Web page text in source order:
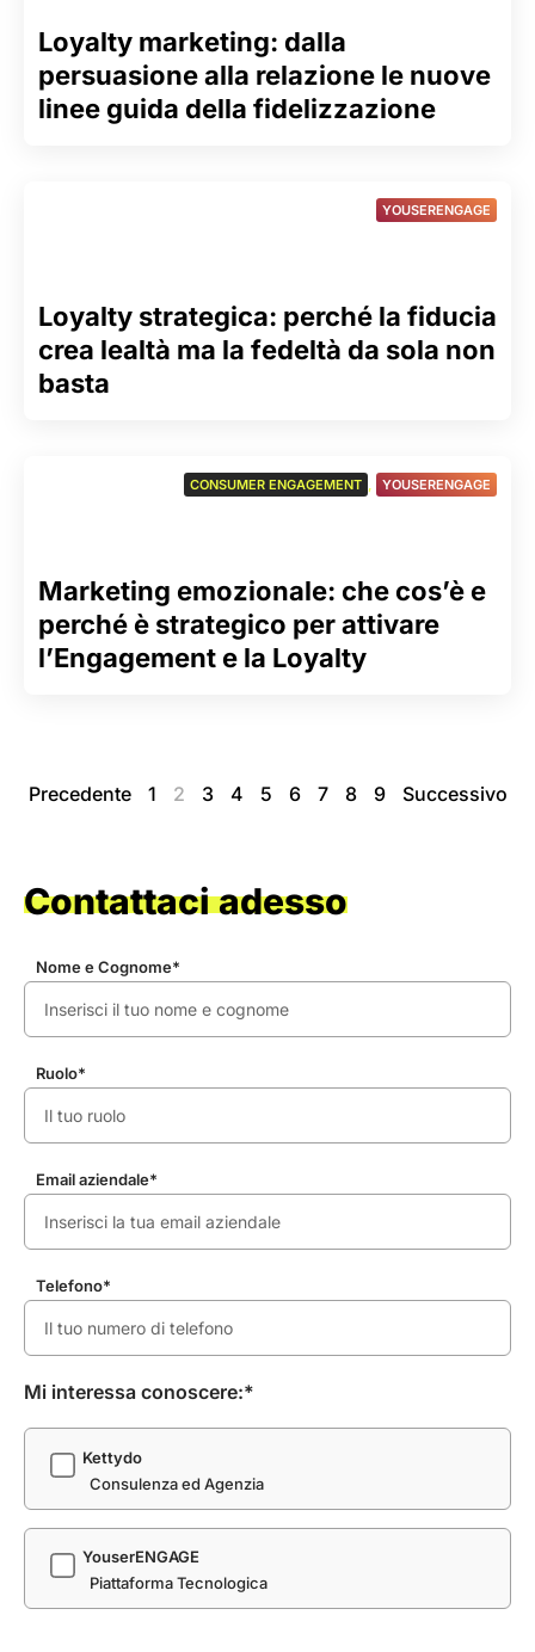
Loyalty marketing: dalla
persuasione alla relazione le nuove
linee guida della fidelizzazione
Loyalty strategica: perché la fiducia
crea lealtà ma la fedeltà da sola non
basta
YOUSERENGAGE
Marketing emozionale: che cos’è e
perché è strategico per attivare
l’Engagement e la Loyalty
CONSUMER ENGAGEMENT , YOUSERENGAGE
Precedente 1 2 3 4 5 6 7 8 9 Successivo
Contattaci adesso
Nome e Cognome*
Ruolo*
Email aziendale*
Telefono*
Mi interessa conoscere:*
Kettydo
Consulenza ed Agenzia
YouserENGAGE
Piattaforma Tecnologica